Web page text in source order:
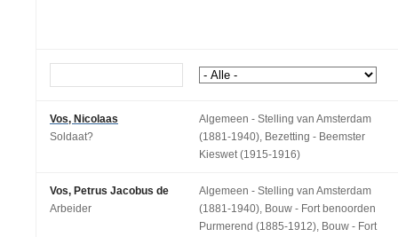
Vos, Nicolaas
Soldaat?
Algemeen - Stelling van Amsterdam
(1881-1940), Bezetting - Beemster
Kieswet (1915-1916)
Vos, Petrus Jacobus de
Arbeider
Algemeen - Stelling van Amsterdam
(1881-1940), Bouw - Fort benoorden
Purmerend (1885-1912), Bouw - Fort